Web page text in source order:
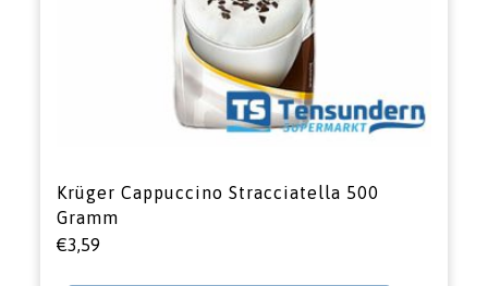
Krüger Cappuccino Stracciatella 500
Gramm
€3,59